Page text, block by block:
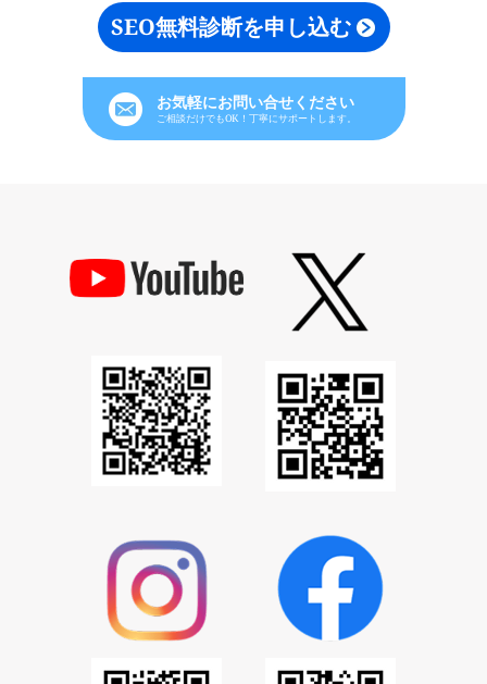
SEO無料診断を申し込む
お気軽にお問い合せください
ご相談だけでもOK！丁寧にサポートします。